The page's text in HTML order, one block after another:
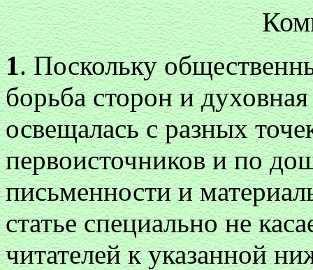
1. Поскольку
борьба сторон и
освещалась с разных
первоисточников и по
письменности и
статье специально не
читателей к указанной